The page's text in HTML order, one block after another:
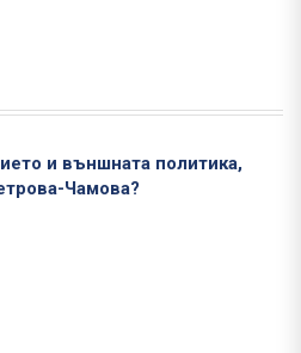
и външната политика,
Чамова?